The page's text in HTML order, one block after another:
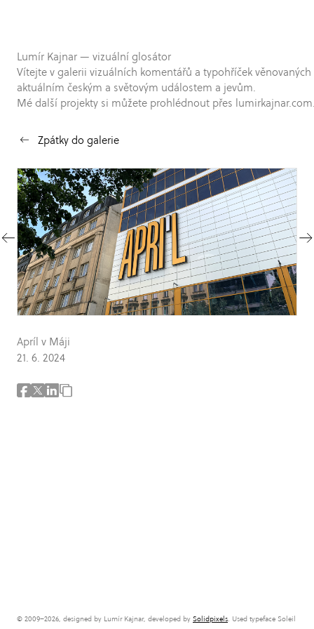
Lumír Kajnar — vizuální glosátor
Vítejte v galerii vizuálních komentářů a typohříček věnovaných
aktuálním českým a světovým událostem a jevům.
Mé další projekty si můžete prohlédnout přes
Zpátky do galerie
Apríl v Máji
21. 6. 2024
© 2009–2026, designed by Lumír Kajnar, developed by Solidpixels. Used typeface Soleil